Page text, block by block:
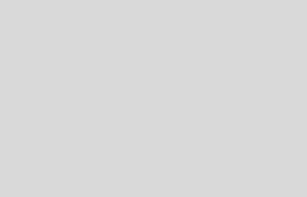
OFICINA
OFICINA
OFICINA
oficina mecânica completa para
serviço de alinhamento e